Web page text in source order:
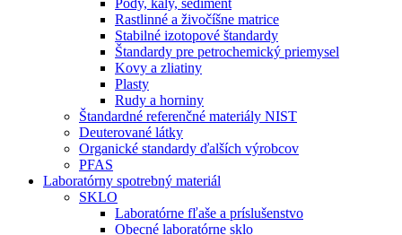
Pôdy, kaly, sediment
Rastlinné a živočíšne matrice
Stabilné izotopové štandardy
Štandardy pre petrochemický priemysel
Kovy a zliatiny
Plasty
Rudy a horniny
Štandardné referenčné materiály NIST
Deuterované látky
Organické standardy ďalších výrobcov
PFAS
Laboratórny spotrebný materiál
SKLO
Laboratórne fľaše a príslušenstvo
Obecné laboratórne sklo